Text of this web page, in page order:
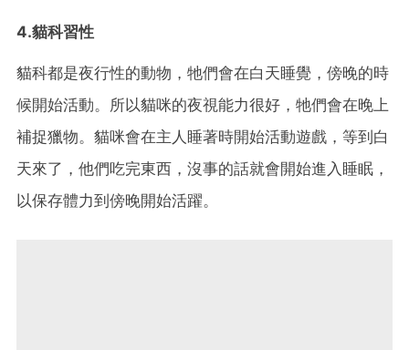
4.貓科習性
貓科都是夜行性的動物，牠們會在白天睡覺，傍晚的時
候開始活動。所以貓咪的夜視能力很好，牠們會在晚上
補捉獵物。貓咪會在主人睡著時開始活動遊戲，等到白
天來了，他們吃完東西，沒事的話就會開始進入睡眠，
以保存體力到傍晚開始活躍。